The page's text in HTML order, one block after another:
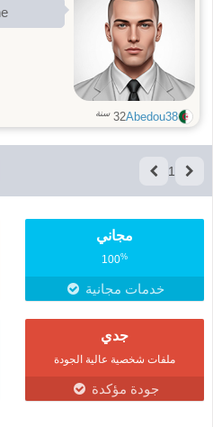
Abedou38
32 سنة
1
مجاني
100%
خدمات مجانية
جدي
ملفات شخصية عالية الجودة
جودة مؤكدة